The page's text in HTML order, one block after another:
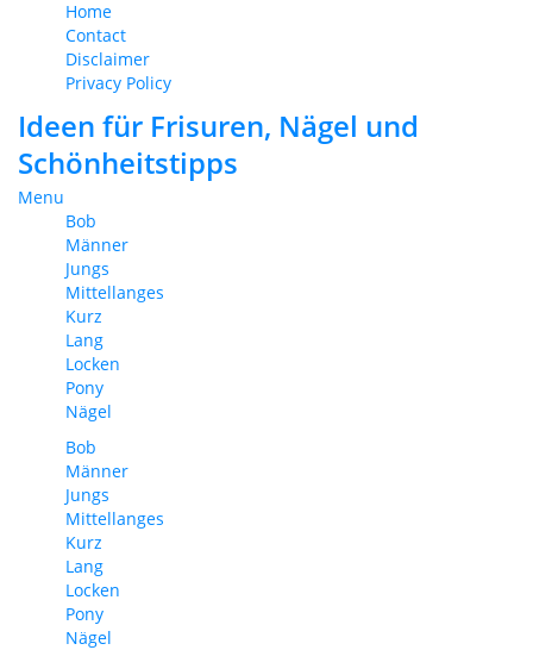
Home
Contact
Disclaimer
Privacy Policy
Ideen für Frisuren, Nägel und
Schönheitstipps
Menu
Bob
Männer
Jungs
Mittellanges
Kurz
Lang
Locken
Pony
Nägel
Bob
Männer
Jungs
Mittellanges
Kurz
Lang
Locken
Pony
Nägel